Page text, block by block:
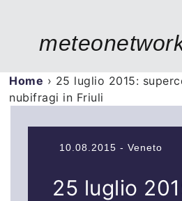
Home › 25 luglio 2015:
nubifragi in Friuli
10.08.2015 - Veneto
25 luglio